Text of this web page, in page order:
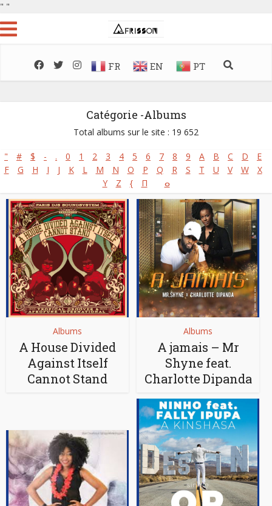
" "
FR EN PT
Catégorie -Albums
Total albums sur le site : 19 652
" # $ - . 0 1 2 3 4 5 6 7 8 9 A B C D
E
F
G H I J K L M N O P Q R S T U V W
X
Y
Z { Π ⴰ
Albums
A House Divided
Against Itself
Cannot Stand
Albums
A jamais – Mr
Shyne feat.
Charlotte Dipanda